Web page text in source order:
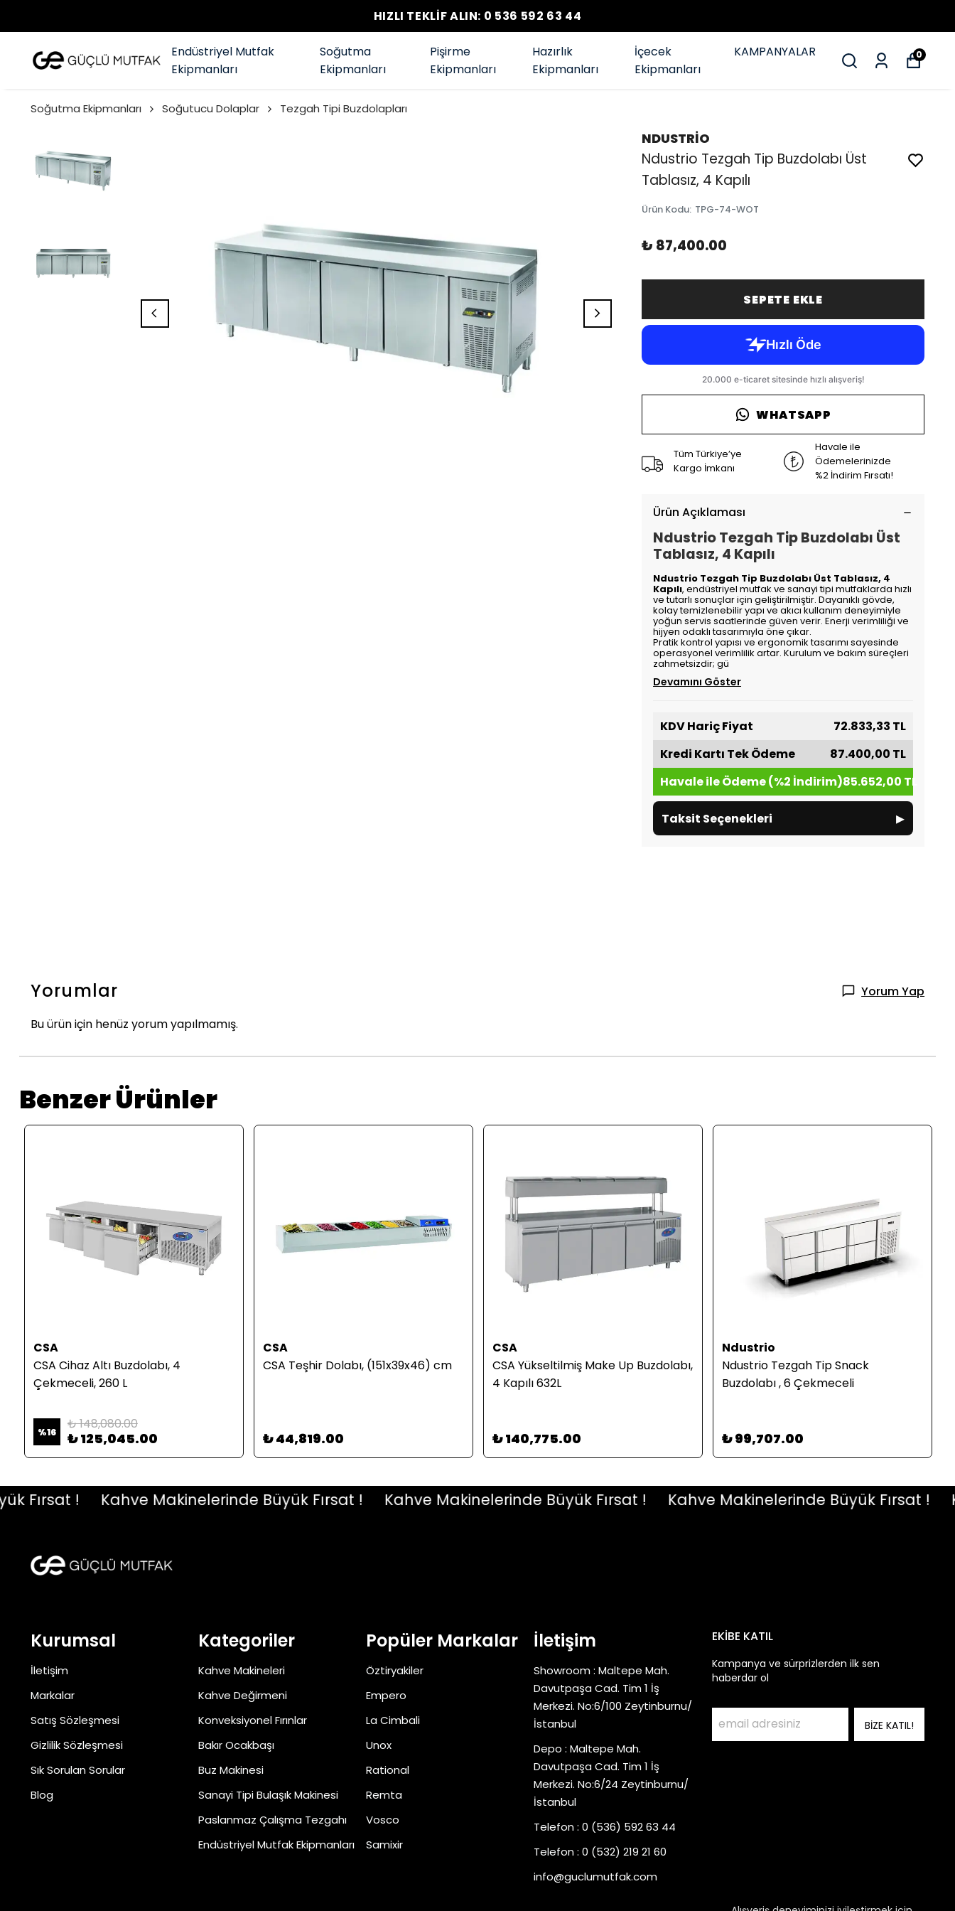
HIZLI TEKLİF ALIN: 0 536 592 63 44
Endüstriyel Mutfak
Ekipmanları
Soğutma
Ekipmanları
Pişirme
Ekipmanları
Hazırlık
Ekipmanları
İçecek
Ekipmanları
KAMPANYALAR 0
Soğutma Ekipmanları Soğutucu Dolaplar Tezgah Tipi Buzdolapları
NDUSTRİO
Ndustrio Tezgah Tip Buzdolabı Üst
Tablasız, 4 Kapılı
Ürün Kodu: TPG-74-WOT
₺ 87,400.00
SEPETE EKLE
WHATSAPP
Tüm Türkiye’ye
Kargo İmkanı
Havale ile
Ödemelerinizde
%2 İndirim Fırsatı!
Ürün Açıklaması
Ndustrio Tezgah Tip Buzdolabı Üst
Tablasız, 4 Kapılı
Ndustrio Tezgah Tip Buzdolabı Üst Tablasız, 4
Kapılı, endüstriyel mutfak ve sanayi tipi mutfaklarda hızlı
ve tutarlı sonuçlar için geliştirilmiştir. Dayanıklı gövde,
kolay temizlenebilir yapı ve akıcı kullanım deneyimiyle
yoğun servis saatlerinde güven verir. Enerji verimliliği ve
hijyen odaklı tasarımıyla öne çıkar.
Pratik kontrol yapısı ve ergonomik tasarımı sayesinde
operasyonel verimlilik artar. Kurulum ve bakım süreçleri
zahmetsizdir; gü
Devamını Göster
KDV Hariç Fiyat
72.833,33 TL
Kredi Kartı Tek Ödeme
87.400,00 TL
Havale ile Ödeme (%2 İndirim)85.652,00 TL
Taksit Seçenekleri ▸
Yorumlar Yorum Yap
Bu ürün için henüz yorum yapılmamış.
Benzer Ürünler
CSA
CSA Cihaz Altı Buzdolabı, 4
Çekmeceli, 260 L
%16 ₺ 148,080.00
₺ 125,045.00
CSA
CSA Teşhir Dolabı, (151x39x46) cm
₺ 44,819.00
CSA
CSA Yükseltilmiş Make Up Buzdolabı,
4 Kapılı 632L
₺ 140,775.00
Ndustrio
Ndustrio Tezgah Tip Snack
Buzdolabı , 6 Çekmeceli
₺ 99,707.00
! Kahve Makinelerinde Büyük Fırsat ! Kahve Makinelerinde Büyük Fırsat ! Kahve Makinelerinde Büyük Fırsat !
Kurumsal
İletişim
Markalar
Satış Sözleşmesi
Gizlilik Sözleşmesi
Sık Sorulan Sorular
Blog
Kategoriler
Kahve Makineleri
Kahve Değirmeni
Konveksiyonel Fırınlar
Bakır Ocakbaşı
Buz Makinesi
Sanayi Tipi Bulaşık Makinesi
Paslanmaz Çalışma Tezgahı
Endüstriyel Mutfak Ekipmanları
Popüler Markalar
Öztiryakiler
Empero
La Cimbali
Unox
Rational
Remta
Vosco
Samixir
İletişim
Showroom : Maltepe Mah.
Davutpaşa Cad. Tim 1 İş
Merkezi. No:6/100 Zeytinburnu/
İstanbul
Depo : Maltepe Mah.
Davutpaşa Cad. Tim 1 İş
Merkezi. No:6/24 Zeytinburnu/
İstanbul
Telefon : 0 (536) 592 63 44
Telefon : 0 (532) 219 21 60
info@guclumutfak.com
EKİBE KATIL
Kampanya ve sürprizlerden ilk sen
haberdar ol
BİZE KATIL!